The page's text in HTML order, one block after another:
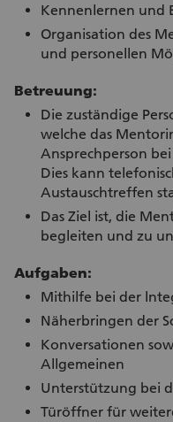
Kennenlernen und
Organisation des
und personellen
Betreuung:
Die zuständige
welche das
Ansprechperson
Dies kann
Austauschtreffen
Das Ziel ist, die
begleiten und zu
Aufgaben:
Mithilfe bei der
Näherbringen der
Konversationen
Allgemeinen
Unterstützung bei
Türöffner für